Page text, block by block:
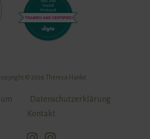
© 2026 Theresa Hanke
Datenschutzerklärung
Kontakt